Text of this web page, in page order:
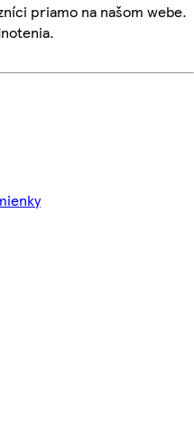
priamo na našom webe.